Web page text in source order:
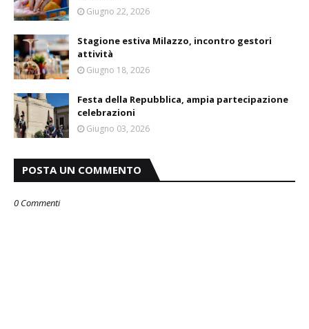
Giugno 22, 2026
Stagione estiva Milazzo, incontro gestori
attività
Giugno 18, 2026
Festa della Repubblica, ampia partecipazione
celebrazioni
Giugno 03, 2026
POSTA UN COMMENTO
0 Commenti